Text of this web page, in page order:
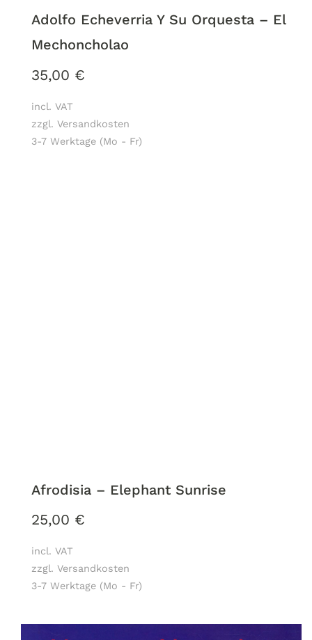
Adolfo Echeverria Y Su Orquesta – El
Mechoncholao
35,00 €
incl. VAT
zzgl. Versandkosten
3-7 Werktage (Mo - Fr)
Afrodisia – Elephant Sunrise
25,00 €
incl. VAT
zzgl. Versandkosten
3-7 Werktage (Mo - Fr)